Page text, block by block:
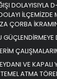
DOLAYISIYLA
İLÇEMİZDE
ÇORBA
VE KAPALI
ATMA